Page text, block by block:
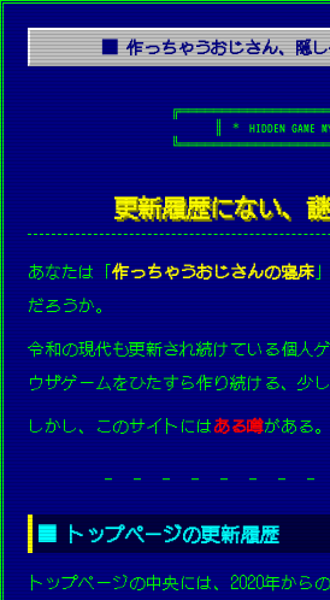
■ 作っちゃうおじさん、隠
║ ＊ HIDDEN GAME
更新履歴にない、
あなたは「作っちゃうおじさんの寝床
だろうか。
令和の現代も更新され続けている個人
ウザゲームをひたすら作り続ける、少
しかし、このサイトにはある噂がある。
- - - - - - - -
■ トップページの更新履歴
トップページの中央には、2020年から